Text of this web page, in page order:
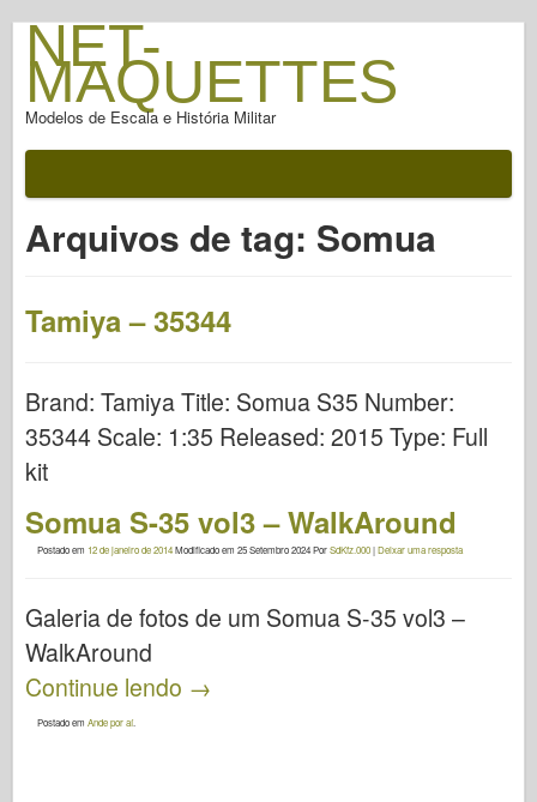
NET-
MAQUETTES
Modelos de Escala e História Militar
Arquivos de tag: Somua
Tamiya – 35344
Brand: Tamiya Title: Somua S35 Number:
35344 Scale: 1:35 Released: 2015 Type: Full
kit
Somua S-35 vol3 – WalkAround
Postado em 12 de janeiro de 2014Modificado em 25 Setembro 2024PorSdKfz.000|Deixar uma resposta
Galeria de fotos de um Somua S-35 vol3 –
WalkAround
Continue lendo →
Postado em Ande por aí